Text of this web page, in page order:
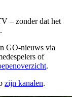
– zonder dat het
GO-nieuws via
of
.
zijn kanalen.